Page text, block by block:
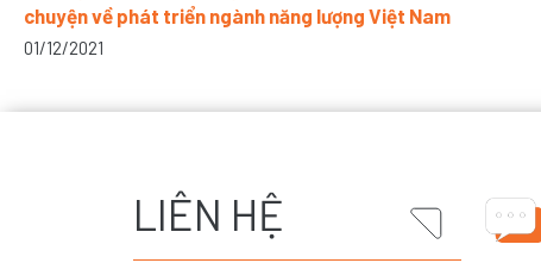
chuyện về phát triển ngành năng lượng Việt Nam
01/12/2021
LIÊN HỆ